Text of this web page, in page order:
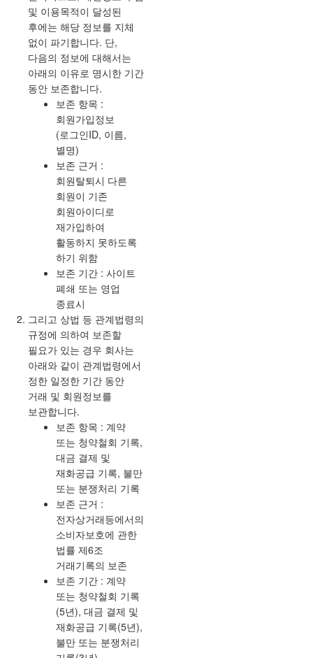
및 이용목적이 달성된
후에는 해당 정보를 지체
없이 파기합니다. 단,
다음의 정보에 대해서는
아래의 이유로 명시한 기간
동안 보존합니다.
보존 항목 :
회원가입정보
(로그인ID, 이름,
별명)
보존 근거 :
회원탈퇴시 다른
회원이 기존
회원아이디로
재가입하여
활동하지 못하도록
하기 위함
보존 기간 : 사이트
폐쇄 또는 영업
종료시
그리고 상법 등 관계법령의
규정에 의하여 보존할
필요가 있는 경우 회사는
아래와 같이 관계법령에서
정한 일정한 기간 동안
거래 및 회원정보를
보관합니다.
보존 항목 : 계약
또는 청약철회 기록,
대금 결제 및
재화공급 기록, 불만
또는 분쟁처리 기록
보존 근거 :
전자상거래등에서의
소비자보호에 관한
법률 제6조
거래기록의 보존
보존 기간 : 계약
또는 청약철회 기록
(5년), 대금 결제 및
재화공급 기록(5년),
불만 또는 분쟁처리